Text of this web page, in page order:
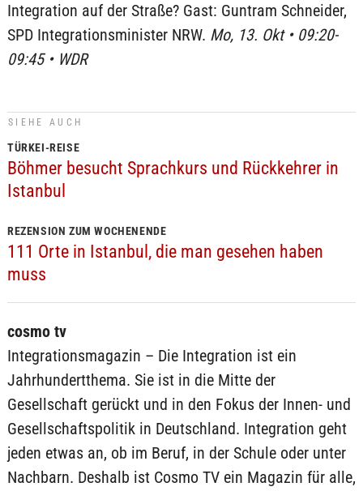
Integration auf der Straße? Gast: Guntram Schneider,
SPD Integrationsminister NRW. Mo, 13. Okt • 09:20-
09:45 • WDR
SIEHE AUCH
TÜRKEI-REISE
Böhmer besucht Sprachkurs und Rückkehrer in
Istanbul
REZENSION ZUM WOCHENENDE
111 Orte in Istanbul, die man gesehen haben
muss
cosmo tv
Integrationsmagazin – Die Integration ist ein
Jahrhundertthema. Sie ist in die Mitte der
Gesellschaft gerückt und in den Fokus der Innen- und
Gesellschaftspolitik in Deutschland. Integration geht
jeden etwas an, ob im Beruf, in der Schule oder unter
Nachbarn. Deshalb ist Cosmo TV ein Magazin für alle,